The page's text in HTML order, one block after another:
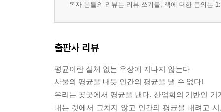
7 1인당 담배 소비량이 늘면 기대수명이 줄어들까
흡연량이 늘어나면 기대수명도 늘어날까 / 데이터
8 주가와 상관계수가 높은 지표로 주가를 예측해도
주가지수를 예측할 수 있다면 큰 돈을 벌 수 있다
독자 분들의 리뷰는 리뷰 쓰기를, 책에 대한 문의는
출판사 리뷰
평균이란 실체 없는 우상에 지나지 않는다
사물의 평균을 내듯 인간의 평균을 낼 수 없다!
우리는 곳곳에서 평균을 낸다. 산업화의 기반인
내는 것에서 그치지 않고 인간의 평균을 내려고